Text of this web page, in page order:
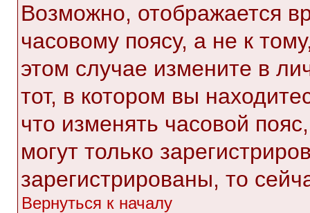
Возможно, отображается
часовому поясу, а не к
этом случае измените в
тот, в котором вы
что изменять часовой
могут только
зарегистрированы, то
Вернуться к началу